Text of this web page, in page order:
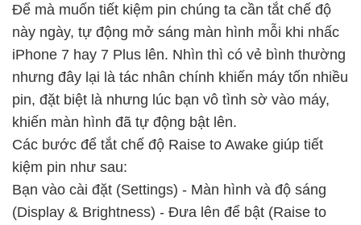
Để mà muốn tiết kiệm pin chúng ta cần tắt chế độ
này ngày, tự động mở sáng màn hình mỗi khi nhấc
iPhone 7 hay 7 Plus lên. Nhìn thì có vẻ bình thường
nhưng đây lại là tác nhân chính khiến máy tốn nhiều
pin, đặt biệt là nhưng lúc bạn vô tình sờ vào máy,
khiến màn hình đã tự động bật lên.
Các bước để tắt chế độ Raise to Awake giúp tiết
kiệm pin như sau:
Bạn vào cài đặt (Settings) - Màn hình và độ sáng
(Display & Brightness) - Đưa lên để bật (Raise to